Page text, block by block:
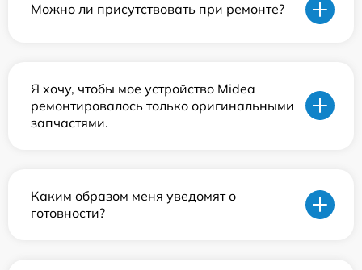
Можно ли присутствовать при ремонте?
Я хочу, чтобы мое устройство Midea
ремонтировалось только оригинальными
запчастями.
Каким образом меня уведомят о
готовности?